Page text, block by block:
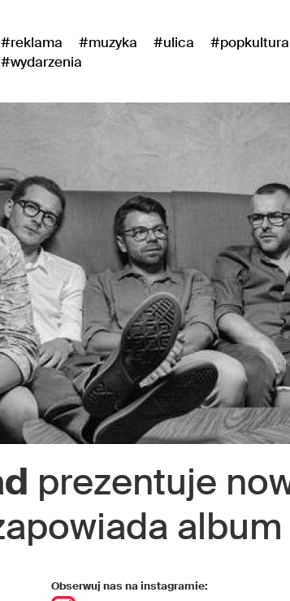
#reklama #muzyka #ulica
#popkultura
#wydarzenia
prezentuje
album
Obserwuj nas na instagramie: